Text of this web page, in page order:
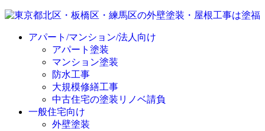
アパート/マンション/法人向け
アパート塗装
マンション塗装
防水工事
大規模修繕工事
中古住宅の塗装リノベ請負
一般住宅向け
外壁塗装